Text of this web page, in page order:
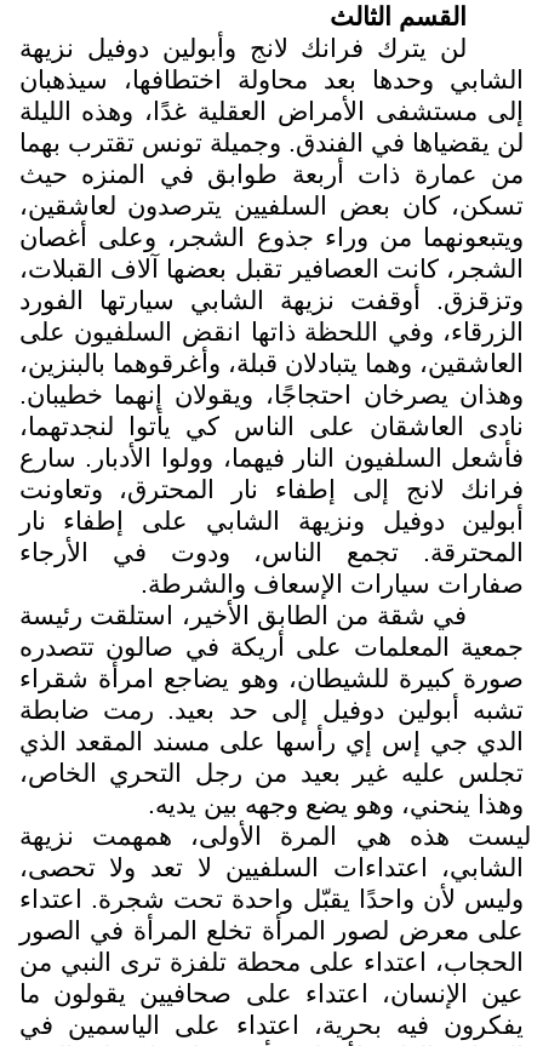
القسم الثالث
لن يترك فرانك لانج وأبولين دوفيل نزيهة
الشابي وحدها بعد محاولة اختطافها، سيذهبان
إلى مستشفى الأمراض العقلية غدًا، وهذه الليلة
لن يقضياها في الفندق. وجميلة تونس تقترب بهما
من عمارة ذات أربعة طوابق في المنزه حيث
تسكن، كان بعض السلفيين يترصدون لعاشقين،
ويتبعونهما من وراء جذوع الشجر، وعلى أغصان
الشجر، كانت العصافير تقبل بعضها آلاف القبلات،
وتزقزق. أوقفت نزيهة الشابي سيارتها الفورد
الزرقاء، وفي اللحظة ذاتها انقض السلفيون على
العاشقين، وهما يتبادلان قبلة، وأغرقوهما بالبنزين،
وهذان يصرخان احتجاجًا، ويقولان إنهما خطيبان.
نادى العاشقان على الناس كي يأتوا لنجدتهما،
فأشعل السلفيون النار فيهما، وولوا الأدبار. سارع
فرانك لانج إلى إطفاء نار المحترق، وتعاونت
أبولين دوفيل ونزيهة الشابي على إطفاء نار
المحترقة. تجمع الناس، ودوت في الأرجاء
صفارات سيارات الإسعاف والشرطة.
في شقة من الطابق الأخير، استلقت رئيسة
جمعية المعلمات على أريكة في صالون تتصدره
صورة كبيرة للشيطان، وهو يضاجع امرأة شقراء
تشبه أبولين دوفيل إلى حد بعيد. رمت ضابطة
الدي جي إس إي رأسها على مسند المقعد الذي
تجلس عليه غير بعيد من رجل التحري الخاص،
وهذا ينحني، وهو يضع وجهه بين يديه.
ليست هذه هي المرة الأولى، همهمت نزيهة
الشابي، اعتداءات السلفيين لا تعد ولا تحصى،
وليس لأن واحدًا يقبّل واحدة تحت شجرة. اعتداء
على معرض لصور المرأة تخلع المرأة في الصور
الحجاب، اعتداء على محطة تلفزة ترى النبي من
عين الإنسان، اعتداء على صحافيين يقولون ما
يفكرون فيه بحرية، اعتداء على الياسمين في